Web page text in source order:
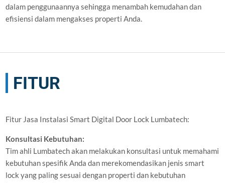
dalam penggunaannya sehingga menambah kemudahan dan
efisiensi dalam mengakses properti Anda.
FITUR
Fitur Jasa Instalasi Smart Digital Door Lock Lumbatech:
Konsultasi Kebutuhan:
Tim ahli Lumbatech akan melakukan konsultasi untuk memahami
kebutuhan spesifik Anda dan merekomendasikan jenis smart
lock yang paling sesuai dengan properti dan kebutuhan